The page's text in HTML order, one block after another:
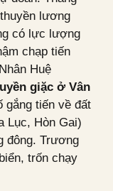
lương
có lực lượng
chạp tiến
Huệ
giặc ở Vân
gắng tiến về đất
Lục, Hòn Gai)
đông. Trương
trốn chạy